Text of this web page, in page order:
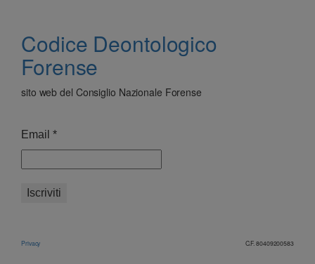
Codice Deontologico
Forense
sito web del Consiglio Nazionale Forense
Email *
Privacy C.F. 80409200583